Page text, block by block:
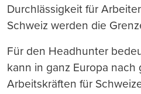
Durchlässigkeit für
Schweiz werden die
Für den Headhunter
kann in ganz Europa nach
Arbeitskräften für